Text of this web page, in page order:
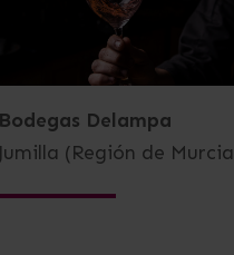
Bodegas Delampa
Jumilla (Región de